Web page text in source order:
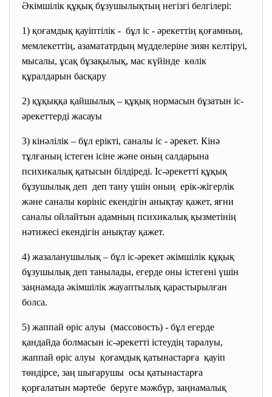
Әкімшілік құқық бұзушылықтың негізгі белгілері:
1) қоғамдық қауіптілік - бұл іс - әрекеттің қоғамның,
мемлекеттің, азамататрдың мүдделеріне зиян келтіруі,
мысалы, ұсақ бұзақылық, мас күйінде көлік
құралдарын басқару
2) құқыққа қайшылық – құқық нормасын бұзатын іс-
әрекеттерді жасауы
3) кінәлілік – бұл ерікті, саналы іс - әрекет. Кінә
тұлғаның істеген ісіне және оның салдарына
психикалық қатысын білдіреді. Іс-әрекетті құқық
бұзушылық деп деп тану үшін оның ерік-жігерлік
және саналы көрініс екендігін анықтау қажет, яғни
саналы ойлайтын адамның психикалық қызметінің
нәтижесі екендігін анықтау қажет.
4) жазаланушылық – бұл іс-әрекет әкімшілік құқық
бұзушылық деп танылады, егерде оны істегені үшін
заңнамада әкімшілік жауаптылық қарастырылған
болса.
5) жаппай өріс алуы (массовость) - бұл егерде
қандайда болмасын іс-әрекетті істеудің таралуы,
жаппай өріс алуы қоғамдық қатынастарға қауіп
төндірсе, заң шығарушы осы қатынастарға
қорғалатын мәртебе беруге мәжбүр, заңнамалық